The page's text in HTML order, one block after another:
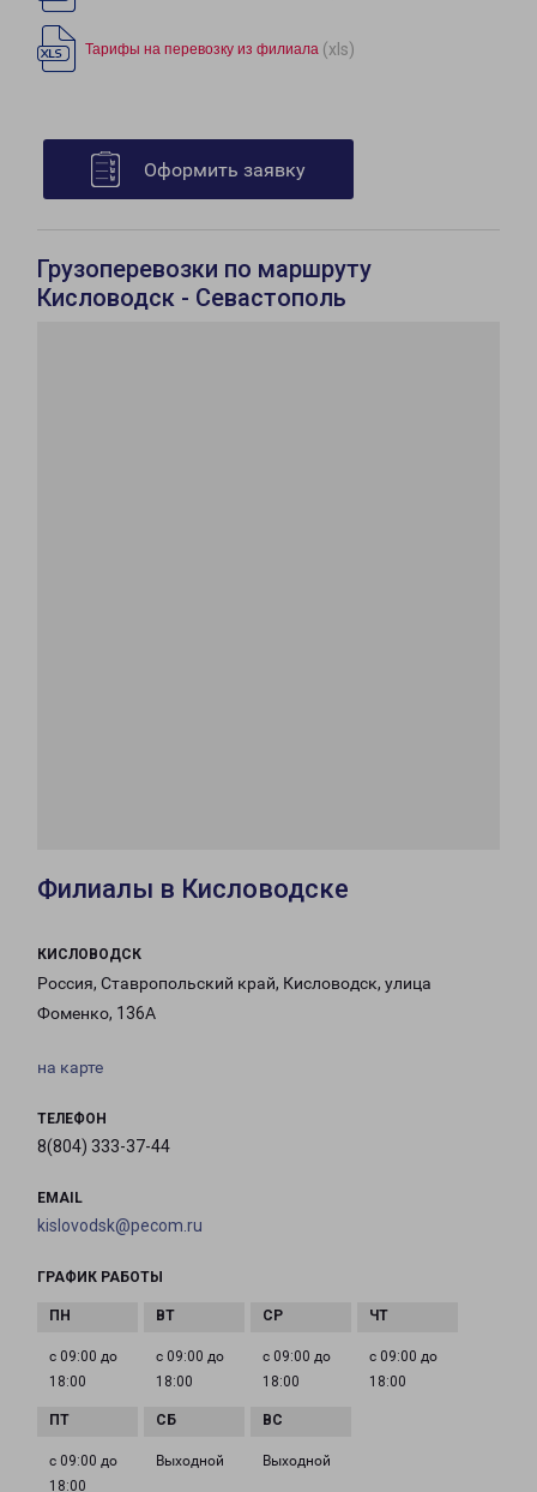
Тарифы на перевозку из филиала (xls)
Оформить заявку
Грузоперевозки по маршруту
Кисловодск - Севастополь
Филиалы в Кисловодске
КИСЛОВОДСК
Россия, Ставропольский край, Кисловодск, улица
Фоменко, 136А
на карте
ТЕЛЕФОН
8(804) 333-37-44
EMAIL
kislovodsk@pecom.ru
ГРАФИК РАБОТЫ
с 09:00 до
18:00
с 09:00 до
18:00
с 09:00 до
18:00
с 09:00 до
18:00
с 09:00 до
18:00
Выходной Выходной